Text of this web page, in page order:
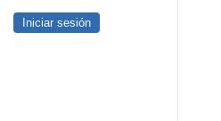
Iniciar sesión